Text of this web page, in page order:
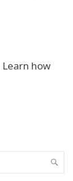
Learn how